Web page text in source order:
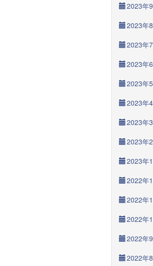
2023年
2023年
2023年
2023年
2023年
2023年
2023年
2023年
2023年
2022年
2022年
2022年
2022年
2022年